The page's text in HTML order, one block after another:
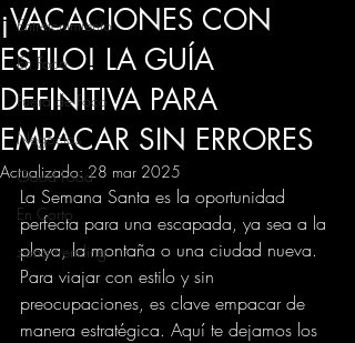
Entretenimiento
En Foco
Fuera de Foco
Negocios
Good Food
En Corto
zona trending
¡VACACIONES CON
ESTILO! LA GUÍA
DEFINITIVA PARA
EMPACAR SIN ERRORES
Actualizado:28 mar 2025
La Semana Santa es la oportunidad
perfecta para una escapada, ya sea a la
playa, la montaña o una ciudad nueva.
Para viajar con estilo y sin
preocupaciones, es clave empacar de
manera estratégica. Aquí te dejamos los